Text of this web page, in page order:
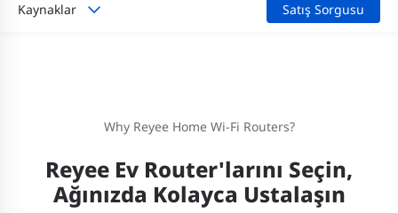
Kaynaklar Satış Sorgusu
Why Reyee Home Wi-Fi Routers?
Reyee Ev Router'larını Seçin,
Ağınızda Kolayca Ustalaşın